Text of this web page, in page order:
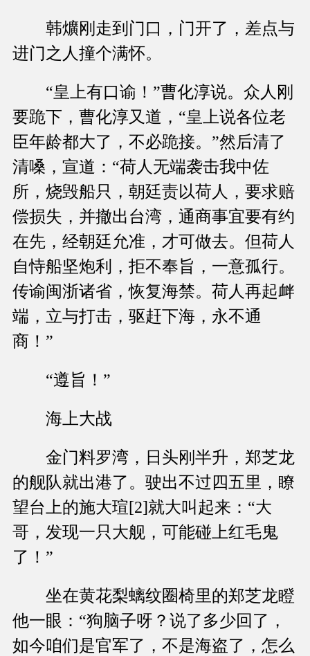
韩爌刚走到门口，门开了，差点与
进门之人撞个满怀。
“皇上有口谕！”曹化淳说。众人刚
要跪下，曹化淳又道，“皇上说各位老
臣年龄都大了，不必跪接。”然后清了
清嗓，宣道：“荷人无端袭击我中佐
所，烧毁船只，朝廷责以荷人，要求赔
偿损失，并撤出台湾，通商事宜要有约
在先，经朝廷允准，才可做去。但荷人
自恃船坚炮利，拒不奉旨，一意孤行。
传谕闽浙诸省，恢复海禁。荷人再起衅
端，立与打击，驱赶下海，永不通
商！”
“遵旨！”
海上大战
金门料罗湾，日头刚半升，郑芝龙
的舰队就出港了。驶出不过四五里，瞭
望台上的施大瑄[2]就大叫起来：“大
哥，发现一只大舰，可能碰上红毛鬼
了！”
坐在黄花梨螭纹圈椅里的郑芝龙瞪
他一眼：“狗脑子呀？说了多少回了，
如今咱们是官军了，不是海盗了，怎么